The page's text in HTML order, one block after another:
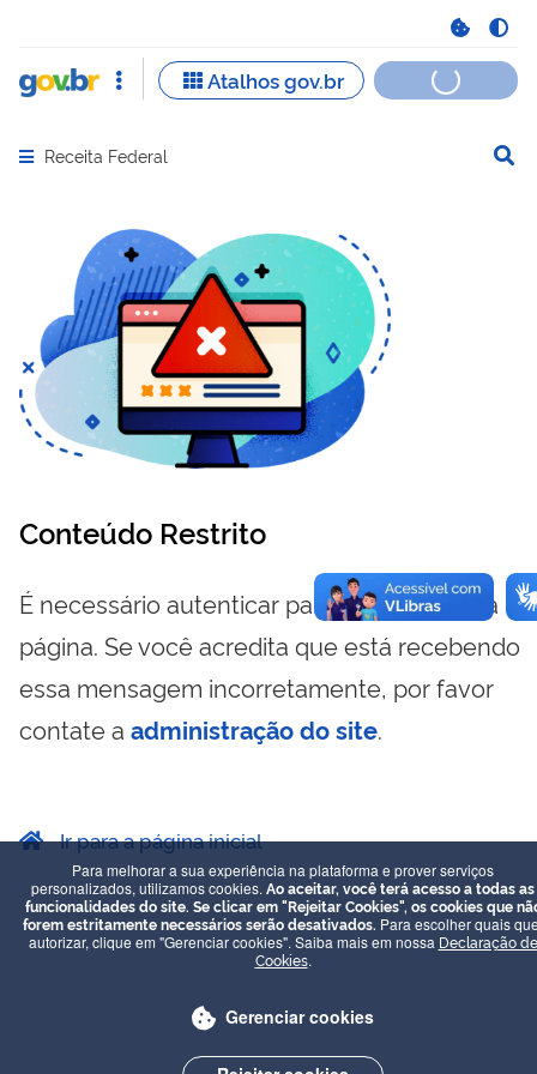
Abrir menu principal de navegação
Receita Federal
Conteúdo Restrito
É necessário autenticar para visualizar essa
página. Se você acredita que está recebendo
essa mensagem incorretamente, por favor
contate a administração do site.
Ir para a página inicial
Para melhorar a sua experiência na plataforma e prover serviços
personalizados, utilizamos cookies. Ao aceitar, você terá acesso a todas as
funcionalidades do site. Se clicar em "Rejeitar Cookies", os cookies que
forem estritamente necessários serão desativados. Para escolher quais
autorizar, clique em "Gerenciar cookies". Saiba mais em nossa Declaração de
Cookies.
Gerenciar cookies